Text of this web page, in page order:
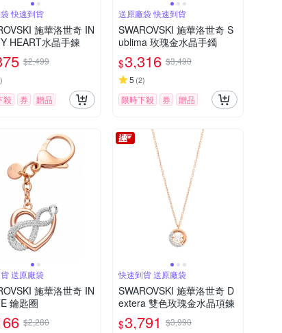
快速到貨
施華洛世奇 IN
HEART水晶手鍊
$2,499
)
殺 券 贈品
送原廠袋 快速到貨
SWAROVSKI 施華洛世奇 S
ublima 玫瑰金水晶手鐲
$3,316 $3,490
5 (2)
限時下殺 券 贈品
送原廠袋
施華洛世奇 IN
鑰匙圈
$2,280
快速到貨 送原廠袋
SWAROVSKI 施華洛世奇 D
extera 雙色玫瑰金水晶項鍊
$3,791 $3,990